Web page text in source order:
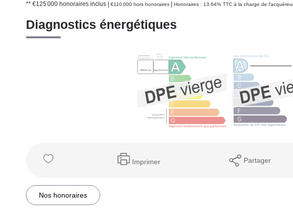
** €125 000 honoraires inclus €110 000 hors honoraires Honoraires : 13.64% TTC à la charge de
Diagnostics énergétiques
Imprimer Partager
Nos honoraires